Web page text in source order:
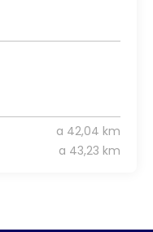
a 42,04 km
a 43,23 km